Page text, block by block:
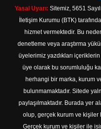
Yasal Uyarı: Sitemiz, 5651
İletişim Kurumu (BTK)
hizmet vermektedir. Bu
denetleme veya araştırma
üyelerimiz yazdıkları
üye olarak bu sorumluluğu
herhangi bir marka, kurum
bulunmamaktadır. Sitede
paylaşılmaktadır. Burada yer
olup, gerçek kurum ve kişiler
Gerçek kurum ve kişiler ile